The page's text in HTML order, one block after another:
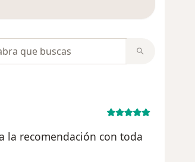
la recomendación con toda